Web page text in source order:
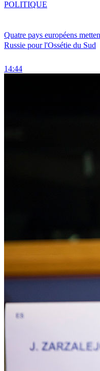
Quatre pays européens
Russie pour l'Ossétie du Sud
14:44
POLITIQUE